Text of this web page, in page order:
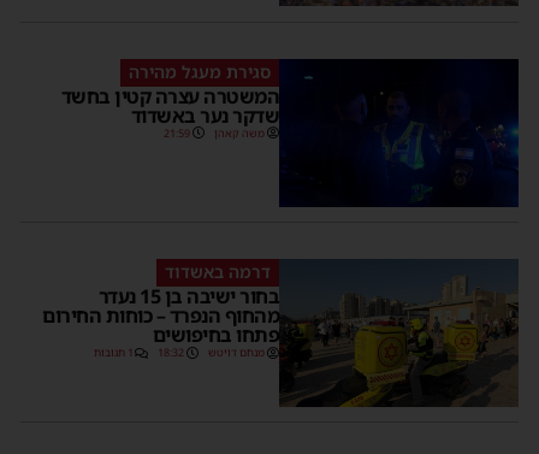
סגירת מעגל מהירה
המשטרה עצרה קטין בחשד
שדקר נער באשדוד
משה קאהן 21:59
דרמה באשדוד
בחור ישיבה בן 15 נעדר
מהחוף הנפרד – כוחות החירום
פתחו בחיפושים
מנחם דויטש 18:32 1 תגובות